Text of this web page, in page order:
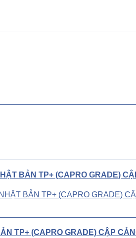
BẢN TP+ (CAPRO GRADE)
TP+ (CAPRO GRADE) CẬP